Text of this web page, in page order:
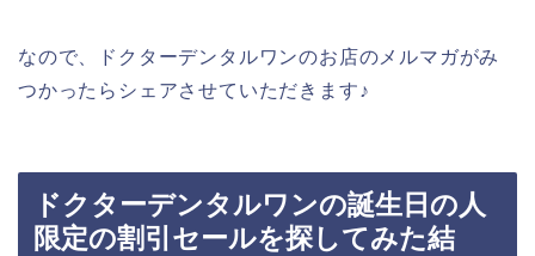
なので、ドクターデンタルワンのお店のメルマガがみ
つかったらシェアさせていただきます♪
ドクターデンタルワンの誕生日の人
限定の割引セールを探してみた結